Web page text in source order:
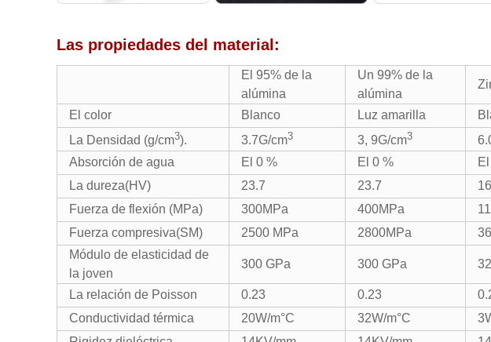
Las propiedades del material:
El 95% de la
alúmina
Un 99% de la
alúmina
El color
Blanco Luz amarilla
La Densidad (g/cm3). 3.7G/cm3 3, 9G/cm3
Absorción de agua El 0 % El 0 %
La dureza(HV)
23.7 23.7
Fuerza de flexión (MPa)
300MPa 400MPa
Fuerza compresiva(SM)
2500 MPa 2800MPa
Módulo de elasticidad de
la joven
300 GPa 300 GPa
La relación de Poisson 0.23 0.23
Conductividad térmica
20W/m°C 32W/m°C